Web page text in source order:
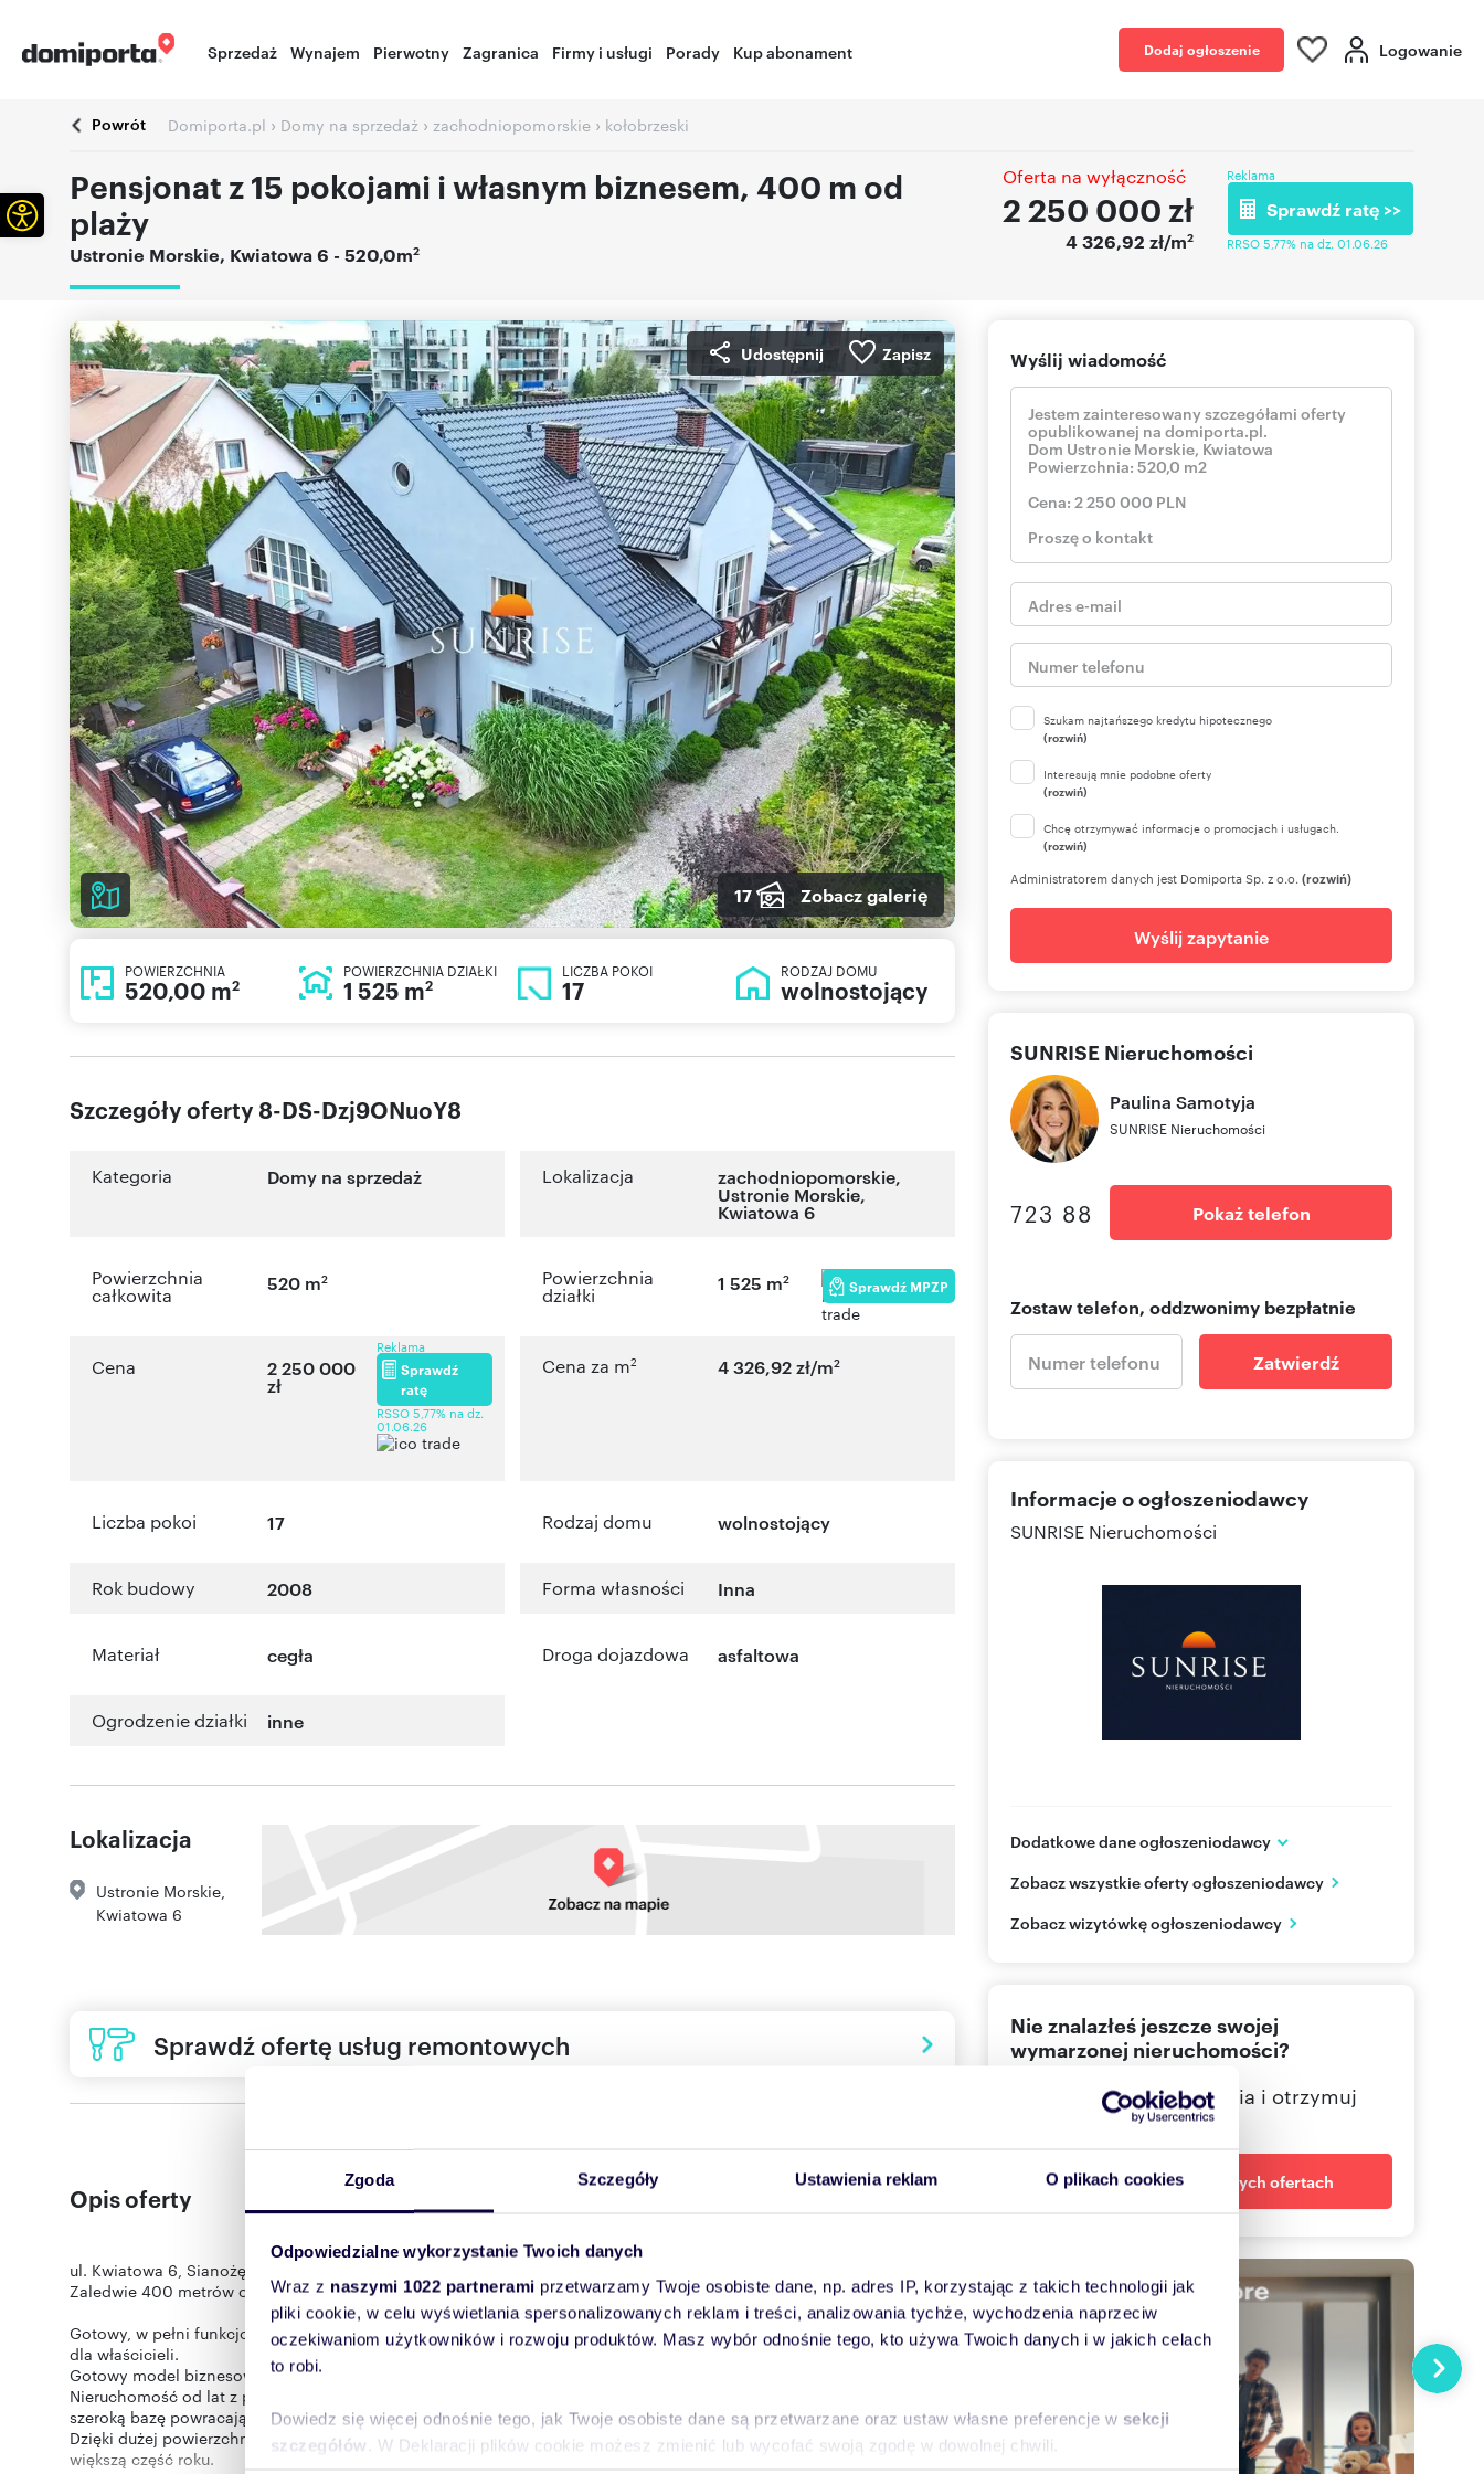
Zgoda Szczegóły Ustawienia reklam O plikach cookies
Odpowiedzialne wykorzystanie Twoich danych
Wraz z naszymi 1022 partnerami przetwarzamy Twoje osobiste dane, np. adres IP, korzystając z takich technologii jak
pliki cookie, w celu wyświetlania spersonalizowanych reklam i treści, analizowania tychże, wychodzenia naprzeciw
oczekiwaniom użytkowników i rozwoju produktów. Masz wybór odnośnie tego, kto używa Twoich danych i w jakich celach
to robi.
Dowiedz się więcej odnośnie tego, jak Twoje osobiste dane są przetwarzane oraz ustaw własne preferencje w sekcji
szczegółów . W Deklaracji plików cookie możesz zmienić lub wycofać swoją zgodę w dowolnej chwili.
Sprzedaż Wynajem Pierwotny Zagranica Firmy i usługi Porady Kup abonament Dodaj ogłoszenie Logowanie
Powrót Domiporta.pl › Domy na sprzedaż › zachodniopomorskie › kołobrzeski
Pensjonat z 15 pokojami i własnym biznesem, 400 m od
plaży
Ustronie Morskie, Kwiatowa 6 - 520,0m2
Oferta na wyłączność
2 250 000 zł
4 326,92 zł/m2
Reklama
Sprawdź ratę >>
RRSO 5,77% na dz. 01.06.26
Udostępnij Zapisz
17 Zobacz galerię
POWIERZCHNIA
520,00 m2
POWIERZCHNIA DZIAŁKI
1 525 m2
LICZBA POKOI
17
RODZAJ DOMU
wolnostojący
Szczegóły oferty 8-DS-Dzj9ONuoY8
Kategoria Domy na sprzedaż Lokalizacja zachodniopomorskie,
Ustronie Morskie,
Kwiatowa 6
Powierzchnia
całkowita
520 m2 Powierzchnia
działki
1 525 m2 Sprawdź MPZP
Cena 2 250 000
zł
Reklama
Sprawdź
ratę
RSSO 5,77% na dz.
01.06.26
Cena za m2 4 326,92 zł/m2
Liczba pokoi 17 Rodzaj domu wolnostojący
Rok budowy 2008 Forma własności Inna
Materiał cegła Droga dojazdowa asfaltowa
Ogrodzenie działki inne
Lokalizacja
Ustronie Morskie,
Kwiatowa 6
Sprawdź ofertę usług remontowych
Opis oferty
ul. Kwiatowa 6, Sianożęty
Zaledwie 400 metrów od szerokiej, piaszczystej plaży
Gotowy, w pełni funkcjonujący pensjonat z dwiema niezależnymi jednostkami letniskowymi i przestrzenią mieszkalną
dla właścicieli.
Gotowy model biznesowy
Nieruchomość od lat z powodzeniem działa jako obiekt noclegowy. Posiada ugruntowaną pozycję na rynku oraz
szeroką bazę powracających gości.
Dzięki dużej powierzchni, funkcjonalnemu układowi i doskonałej lokalizacji, obiekt może generować przychody przez
większą część roku.
Wyślij wiadomość
Szukam najtańszego kredytu hipotecznego
(rozwiń)
Interesują mnie podobne oferty
(rozwiń)
Chcę otrzymywać informacje o promocjach i usługach.
(rozwiń)
Administratorem danych jest Domiporta Sp. z o.o. (rozwiń)
Wyślij zapytanie
SUNRISE Nieruchomości
Paulina Samotyja
SUNRISE Nieruchomości
723 88 Pokaż telefon
Zostaw telefon, oddzwonimy bezpłatnie
Zatwierdź
Informacje o ogłoszeniodawcy
SUNRISE Nieruchomości
Dodatkowe dane ogłoszeniodawcy
Kołobrzeg
PL
Zobacz wszystkie oferty ogłoszeniodawcy
Zobacz wizytówkę ogłoszeniodawcy
Nie znalazłeś jeszcze swojej
wymarzonej nieruchomości?
Określ swoje oczekiwania i otrzymuj
dopasowane oferty
Powiadom o nowych ofertach
Otwórz pasek narzędzi